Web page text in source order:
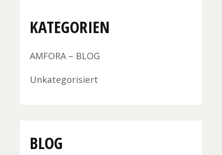
KATEGORIEN
AMFORA – BLOG
Unkategorisiert
BLOG